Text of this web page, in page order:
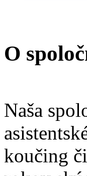
O
Naša
koučing